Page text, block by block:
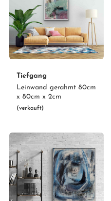
Tiefgang
Leinwand gerahmt 80cm
x 80cm x 2cm
(verkauft)